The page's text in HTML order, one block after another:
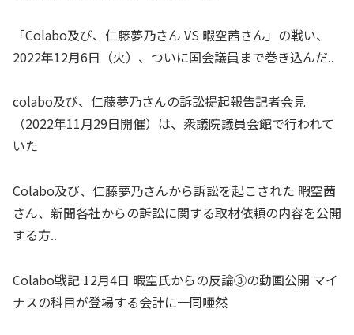
「Colabo及び、仁藤夢乃さん VS 暇空茜さん」の戦い、
2022年12月6日（火）、ついに国会議員まで巻き込んだ..
colabo及び、仁藤夢乃さんの訴訟提起報告記者会見
（2022年11月29日開催）は、衆議院議員会館で行われて
いた
Colabo及び、仁藤夢乃さんから訴訟を起こされた 暇空茜
さん、新聞各社からの訴訟に関する取材依頼の内容を公開
する方..
Colabo戦記 12月4日 暇空氏からの反論③の動画公開 マイ
ナスの科目が登場する会計に一同唖然